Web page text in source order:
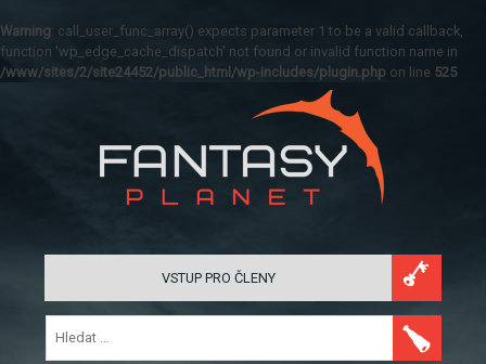
Warning: call_user_func_array() expects parameter 1 to be a valid callback,
function 'wp_edge_cache_dispatch' not found or invalid function name in
/www/sites/2/site24452/public_html/wp-includes/plugin.php on line 525
VSTUP PRO ČLENY